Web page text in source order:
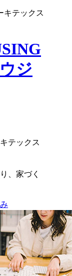
キテックス
テックス
、家づく